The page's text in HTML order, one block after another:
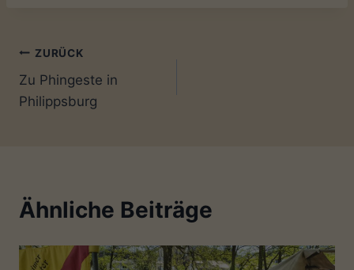
Beitragsnavigation
ZURÜCK
Zu Phingeste in
Philippsburg
Ähnliche Beiträge